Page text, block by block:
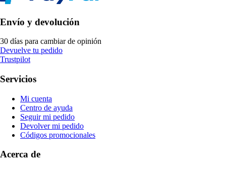
Envío y devolución
30 días para cambiar de opinión
Devuelve tu pedido
Trustpilot
Servicios
Mi cuenta
Centro de ayuda
Seguir mi pedido
Devolver mi pedido
Códigos promocionales
Acerca de